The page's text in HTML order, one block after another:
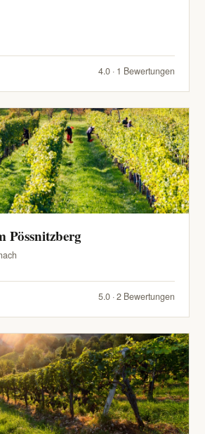
4.0 · 1 Bewertungen
Pössnitzberg
5.0 · 2 Bewertungen